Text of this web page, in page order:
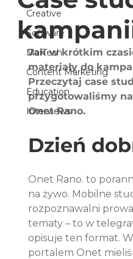
Creative
Software
MarTech
Content Marketing
Education
Interviews
Jak w krótkim
materiały do
Przeczytaj case
przygotowaliśmy
Onet Rano.
Dzień
Onet Rano. to
na żywo. Mobilne
rozpoznawalni
tematy – to w
opisuje ten format.
portalem Onet